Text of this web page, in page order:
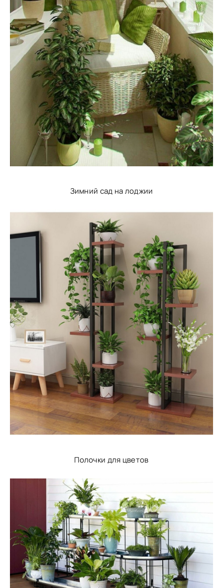
Зимний сад на лоджии
Полочки для цветов